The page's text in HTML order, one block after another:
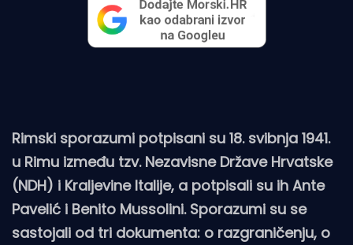
Rimski sporazumi potpisani su 18. svibnja 1941.
u Rimu između tzv. Nezavisne Države Hrvatske
(NDH) i Kraljevine Italije, a potpisali su ih Ante
Pavelić i Benito Mussolini. Sporazumi su se
sastojali od tri dokumenta: o razgraničenju, o